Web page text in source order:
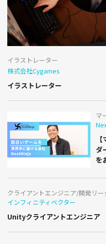
イラストレーター
株式会社Cygames
イラストレーター
マ
ダ
を
クライアントエンジニア/開発リー
インフィニティベクター
Unityクライアントエンジニア